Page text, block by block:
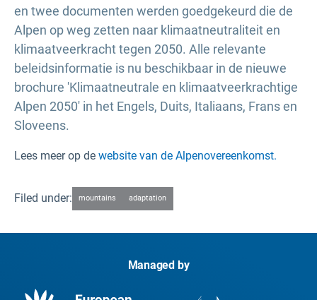
en twee documenten werden goedgekeurd die de
Alpen op weg zetten naar klimaatneutraliteit en
klimaatveerkracht tegen 2050. Alle relevante
beleidsinformatie is nu beschikbaar in de nieuwe
brochure 'Klimaatneutrale en klimaatveerkrachtige
Alpen 2050' in het Engels, Duits, Italiaans, Frans en
Sloveens.
Lees meer op de website van de Alpenovereenkomst.
Filed under: mountains adaptation
Managed by